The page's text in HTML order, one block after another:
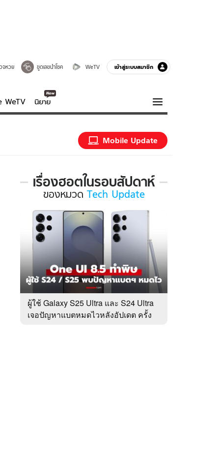
จหวย ขูดเลขนำโชค WeTV เข้าสู่ระบบสมาชิก
WeTV นิยาย
ความรู้รอบตัว
ฮาวทู
Mobile Update
เรื่องฮอตในรอบสัปดาห์
เรื่อง
สัปดาห์
Tech
Update
ของหมวด Tech Update
ผู้ใช้ Galaxy S25 Ultra และ S24 Ultra
เจอปัญหาแบตหมดไวหลังอัปเดต ครั้ง